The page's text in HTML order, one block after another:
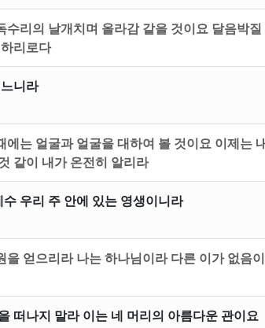
리의 날개치며 올라감 같을 것이요 달음박질
리로다
니라
는 얼굴과 얼굴을 대하여 볼 것이요 이제는
같이 내가 온전히 알리라
우리 주 안에 있는 영생이니라
얻으리라 나는 하나님이라 다른 이가 없음이
떠나지 말라 이는 네 머리의 아름다운 관이요